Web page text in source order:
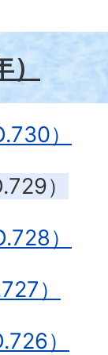
）
）
）
）
）